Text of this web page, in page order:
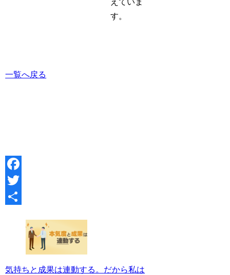
す。
一覧へ戻る
Facebook
Twitter
気持ちと成果は連動する。だから私は